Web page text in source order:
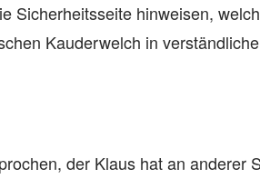
Sicherheitsseite hinweisen,
Kauderwelch in verständliche
der Klaus hat an anderer